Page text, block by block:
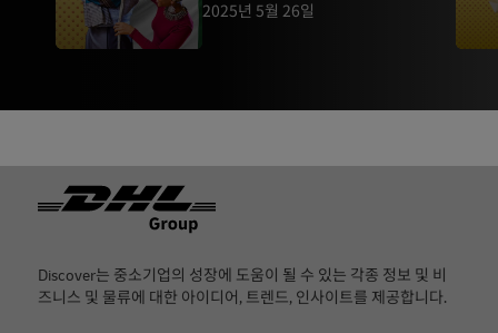
2025년 5월 26일
Footer
Discover는 중소기업의 성장에 도움이 될 수 있는 각종 정보 및 비
즈니스 및 물류에 대한 아이디어, 트렌드, 인사이트를 제공합니다.